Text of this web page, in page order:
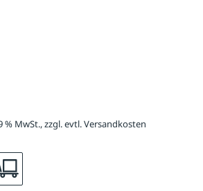
% MwSt., zzgl. evtl. Versandkosten